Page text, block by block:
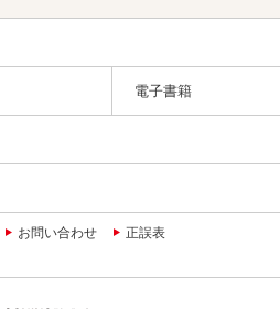
電子書籍
お問い合わせ
正誤表